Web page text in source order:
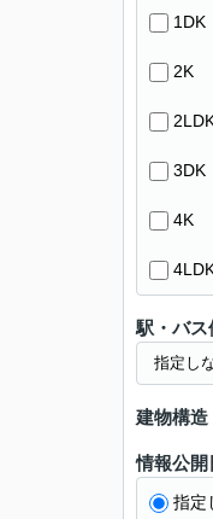
1DK
2K
3DK
4K
駅・バス
建物構造
情報公開
指定